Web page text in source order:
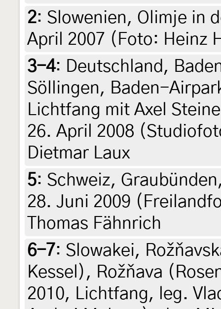
2: Slowenien, Olimje in
April 2007 (Foto: Heinz
3-4: Deutschland,
Söllingen, Baden-
Lichtfang mit Axel
26. April 2008
Dietmar Laux
5: Schweiz,
28. Juni 2009
Thomas Fähnrich
6-7: Slowakei,
Kessel), Rožňava
2010, Lichtfang, leg.